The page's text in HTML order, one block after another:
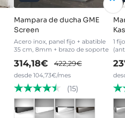
Mampara de ducha GME
Screen
Acero inox, panel fijo + abatible
35 cm, 8mm + brazo de soporte
314,18€ 422,29€
desde 104,73€/mes
(15)
1